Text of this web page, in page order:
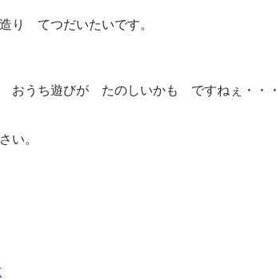
り てつだいたいです。
おうち遊びが たのしいかも ですねぇ・・・
い。